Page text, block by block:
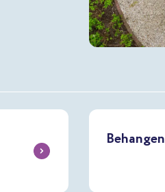
Behangen